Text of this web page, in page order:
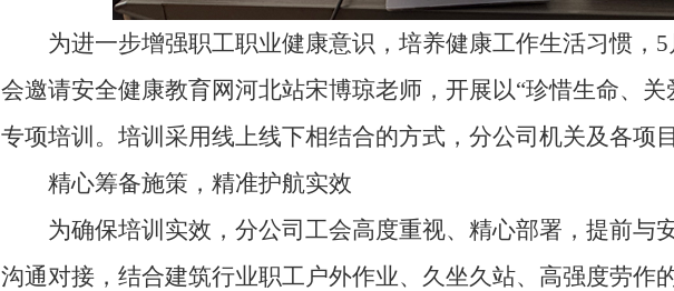
为进一步增强职工职业健康意识，培养健康工作生活习惯，5
会邀请安全健康教育网河北站宋博琼老师，开展以“珍惜生命、关
专项培训。培训采用线上线下相结合的方式，分公司机关及各项
精心筹备施策，精准护航实效
为确保培训实效，分公司工会高度重视、精心部署，提前与
沟通对接，结合建筑行业职工户外作业、久坐久站、高强度劳作